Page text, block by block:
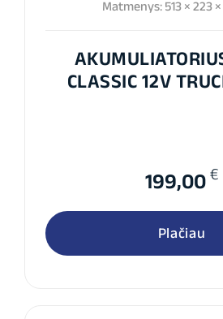
Matmenys: 513 × 223
CLASSIC 12V
199,00 €
Plačiau